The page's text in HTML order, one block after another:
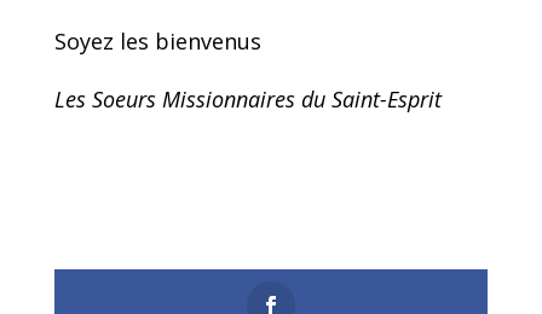
Soyez les bienvenus
Les Soeurs Missionnaires du Saint-Esprit